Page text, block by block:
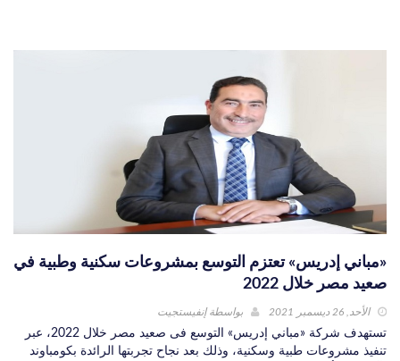
«مباني إدريس» تعتزم التوسع بمشروعات سكنية وطبية في
صعيد مصر خلال 2022
الأحد, 26 ديسمبر 2021 بواسطةإنفيستجيت
تستهدف شركة «مباني إدريس» التوسع فى صعيد مصر خلال 2022، عبر
تنفيذ مشروعات طبية وسكنية، وذلك بعد نجاح تجربتها الرائدة بكومباوند